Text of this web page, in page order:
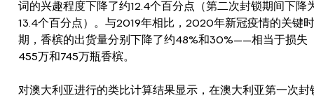
词的兴趣程度下降了约12.4个百分点（第二次封锁期间下降
13.4个百分点）。与2019年相比，2020年新冠疫情的关键时
期，香槟的出货量分别下降了约48%和30%——相当于损失
455万和745万瓶香槟。
对澳大利亚进行的类比计算结果显示，在澳大利亚第一次封